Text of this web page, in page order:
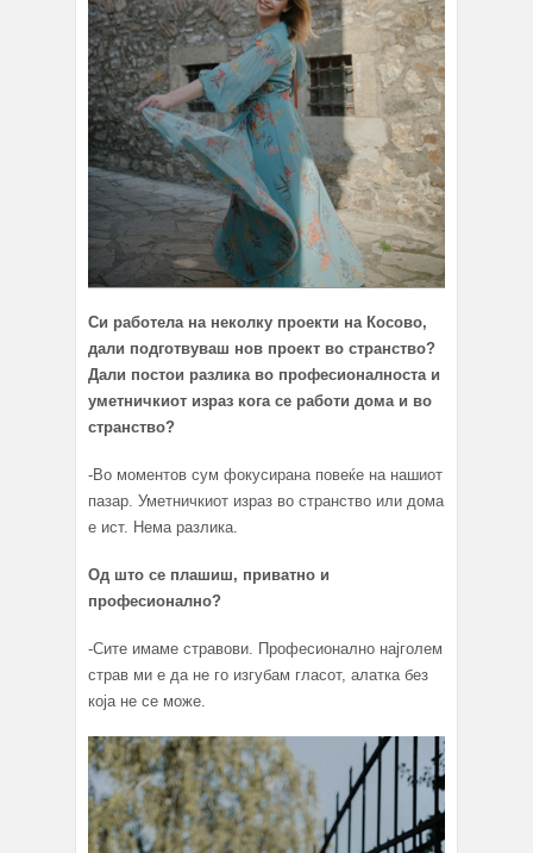
Си работела на неколку проекти на Косово,
дали подготвуваш нов проект во странство?
Дали постои разлика во професионалноста и
уметничкиот израз кога се работи дома и во
странство?
-Во моментов сум фокусирана повеќе на нашиот
пазар. Уметничкиот израз во странство или дома
е ист. Нема разлика.
Од што се плашиш, приватно и
професионално?
-Сите имаме стравови. Професионално најголем
страв ми е да не го изгубам гласот, алатка без
која не се може.